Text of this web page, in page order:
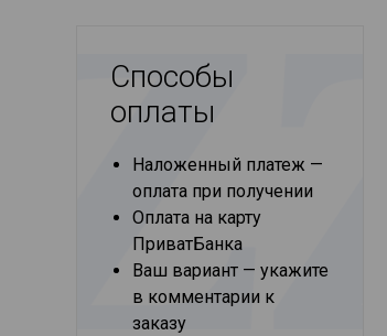
Способы
оплаты
Наложенный платеж —
оплата при получении
Оплата на карту
ПриватБанка
Ваш вариант — укажите
в комментарии к
заказу